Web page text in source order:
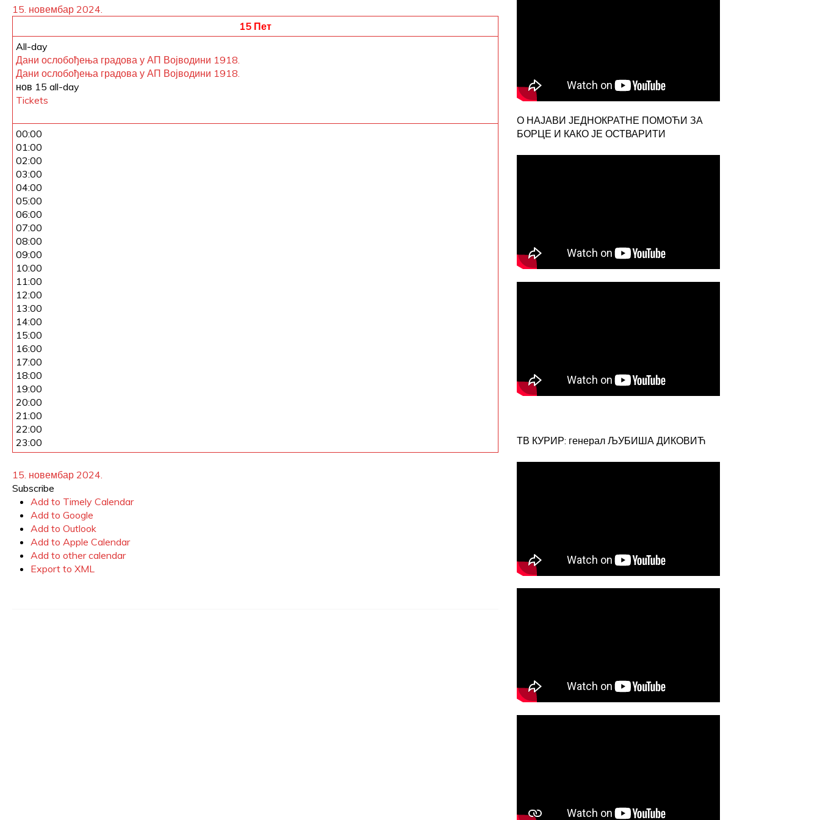
15. новембар 2024.
15 Пет
All-day
Дани ослобођења градова у АП Војводини 1918.
Дани ослобођења градова у АП Војводини 1918.
нов 15 all-day
Tickets
00:00
01:00
02:00
03:00
04:00
05:00
06:00
07:00
08:00
09:00
10:00
11:00
12:00
13:00
14:00
15:00
16:00
17:00
18:00
19:00
20:00
21:00
22:00
23:00
15. новембар 2024.
Subscribe
Add to Timely Calendar
Add to Google
Add to Outlook
Add to Apple Calendar
Add to other calendar
Export to XML
О НАЈАВИ ЈЕДНОКРАТНЕ ПОМОЋИ ЗА
БОРЦЕ И КАКО ЈЕ ОСТВАРИТИ
ТВ КУРИР: генерал ЉУБИША ДИКОВИЋ